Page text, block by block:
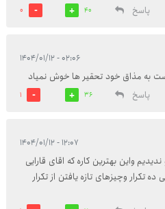
پاسخ
40
0
۰۲:۰۶ - ۱۴۰۴/۰۱/۱۲
به مذاق خود تحقیر ها خوش نمیاد
پاسخ
36
1
۱۲:۰۷ - ۱۴۰۴/۰۱/۱۲
واین بهترین کاره که اقای قارایی
ده تکرار وچیزهای تازه یافتن از تکرار